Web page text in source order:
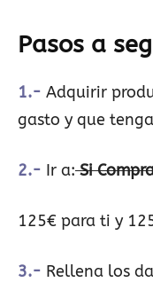
Pasos a
1.- Adquirir
gasto y que
2.- Ir a:Si
125€ para ti y
3.- Rellena los